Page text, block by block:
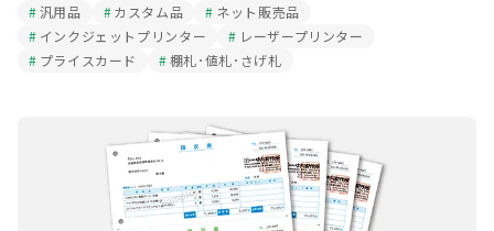
汎用品 カスタム品
ネット販売品
インクジェットプリンター
レーザープリンター
プライスカード
棚札･値札･さげ札